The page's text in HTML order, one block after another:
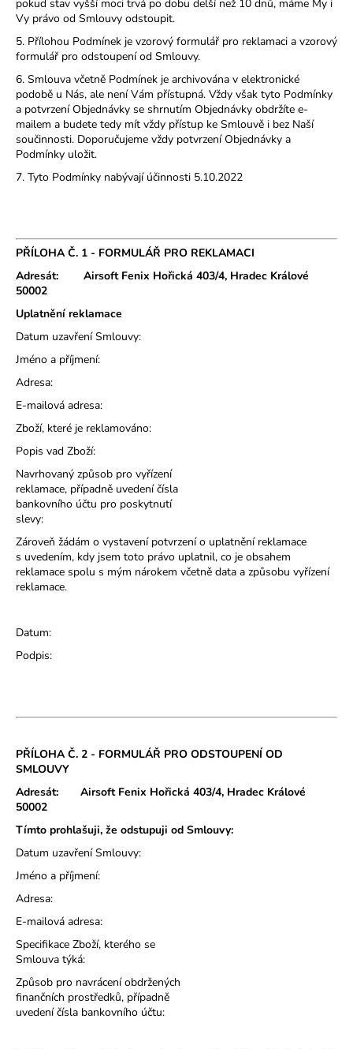
pokud stav vyšší moci trvá po dobu delší než 10 dnů, máme My i
Vy právo od Smlouvy odstoupit.
5. Přílohou Podmínek je vzorový formulář pro reklamaci a vzorový
formulář pro odstoupení od Smlouvy.
6. Smlouva včetně Podmínek je archivována v elektronické
podobě u Nás, ale není Vám přístupná. Vždy však tyto Podmínky
a potvrzení Objednávky se shrnutím Objednávky obdržíte e-
mailem a budete tedy mít vždy přístup ke Smlouvě i bez Naší
součinnosti. Doporučujeme vždy potvrzení Objednávky a
Podmínky uložit.
7. Tyto Podmínky nabývají účinnosti 5.10.2022
PŘÍLOHA Č. 1 - FORMULÁŘ PRO REKLAMACI
Adresát:
Airsoft Fenix Hořická 403/4, Hradec Králové
50002
Uplatnění reklamace
Datum uzavření Smlouvy:
Jméno a příjmení:
Adresa:
E-mailová adresa:
Zboží, které je reklamováno:
Popis vad Zboží:
Navrhovaný způsob pro vyřízení
reklamace, případně uvedení čísla
bankovního účtu pro poskytnutí
slevy:
Zároveň žádám o vystavení potvrzení o uplatnění reklamace
s uvedením, kdy jsem toto právo uplatnil, co je obsahem
reklamace spolu s mým nárokem včetně data a způsobu vyřízení
reklamace.
Datum:
Podpis:
PŘÍLOHA Č. 2 - FORMULÁŘ PRO ODSTOUPENÍ OD
SMLOUVY
Adresát:
Airsoft Fenix Hořická 403/4, Hradec Králové
50002
Tímto prohlašuji, že odstupuji od Smlouvy:
Datum uzavření Smlouvy:
Jméno a příjmení:
Adresa:
E-mailová adresa:
Specifikace Zboží, kterého se
Smlouva týká:
Způsob pro navrácení obdržených
finančních prostředků, případně
uvedení čísla bankovního účtu: